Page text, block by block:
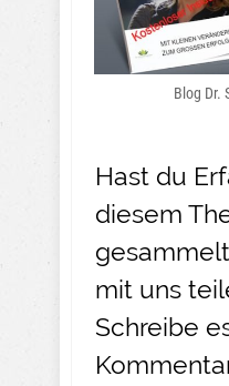
Blog Dr.
Hast du
diesem
mit uns
Schreibe